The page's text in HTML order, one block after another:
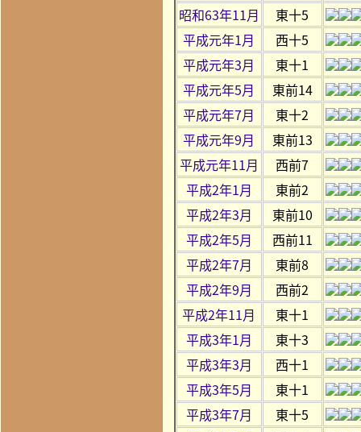
昭和63年11月
東十5
平成元年1月
西十5
平成元年3月
東十1
平成元年5月
東前14
平成元年7月
東十2
平成元年9月
東前13
平成元年11月
西前7
平成2年1月
東前2
平成2年3月
東前10
平成2年5月
西前11
平成2年7月
東前8
平成2年9月
西前2
平成2年11月
東十1
平成3年1月
東十3
平成3年3月
西十1
平成3年5月
東十1
平成3年7月
東十5